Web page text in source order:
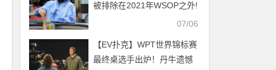
被排除在2021年WSOP之外!
07/06
【EV扑克】WPT世界锦标赛
最终桌选手出炉！丹牛遗憾